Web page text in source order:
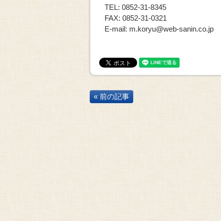
TEL: 0852-31-8345
FAX: 0852-31-0321
E-mail: m.koryu@web-sanin.co.jp
« 前の記事